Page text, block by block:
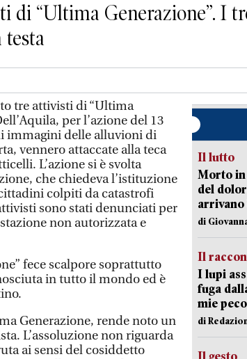
di “Ultima Generazione”. I
tre attivisti di “Ultima
per l’azione del 13
immagini delle alluvioni di
vennero attaccate alla teca
L’azione si è svolta
che chiedeva l’istituzione
colpiti da catastrofi
sono stati denunciati per
non autorizzata e
fece scalpore soprattutto
in tutto il mondo ed è
Generazione, rende noto un
L’assoluzione non riguarda
ai sensi del cosiddetto
Il lutto
Morto in
del
di
Il
I lupi
fuga
mie
di
Il gesto